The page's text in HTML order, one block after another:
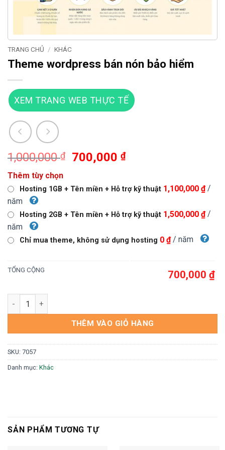
TRANG CHỦ / KHÁC
Theme wordpress bán nón bảo hiểm
XEM TRANG WEB THỰC TẾ
1,000,000₫
Giá
1,000,000 ₫.
700,000₫Giá
là:
Thêm tùy chọn
Hosting 1GB + Tên miền + Hỗ trợ kỹ thuật 1,100,000 ₫ /
năm
Hosting 2GB + Tên miền + Hỗ trợ kỹ thuật 1,500,000 ₫ /
năm
Chỉ mua theme, không sử dụng hosting 0 ₫ / năm
TỔNG CỘNG 700,000 ₫
Theme wordpress bán nón bảo hiểm số lượng
THÊM VÀO GIỎ HÀNG
SKU: 7057
Danh mục: Khác
SẢN PHẨM TƯƠNG TỰ